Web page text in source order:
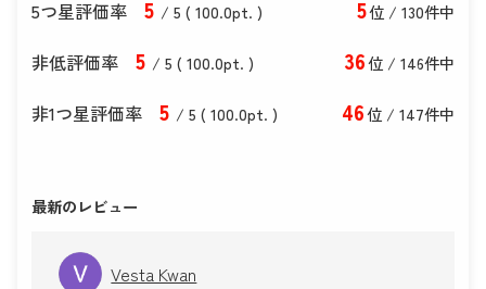
5つ星評価率 5 / 5 ( 100.0pt. ) 5位 / 130件中
非低評価率 5 / 5 ( 100.0pt. ) 36位 / 146件中
非1つ星評価率 5 / 5 ( 100.0pt. ) 46位 / 147件中
最新のレビュー
Vesta Kwan